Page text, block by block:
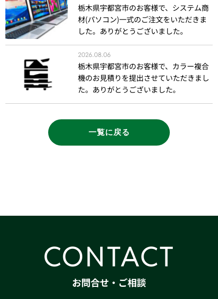
栃木県宇都宮市のお客様で、システム商
材(パソコン)一式のご注文をいただきま
した。ありがとうございました。
2026.08.06
栃木県宇都宮市のお客様で、カラー複合
機のお見積りを提出させていただきまし
た。ありがとうございました。
一覧に戻る
CONTACT
お問合せ・ご相談